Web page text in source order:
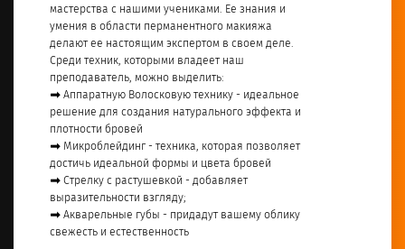
мастерства с нашими учениками. Ее знания и
умения в области перманентного макияжа
делают ее настоящим экспертом в своем деле.
Среди техник, которыми владеет наш
преподаватель, можно выделить:
➡ Аппаратную Волосковую технику - идеальное
решение для создания натурального эффекта и
плотности бровей
➡ Микроблейдинг - техника, которая позволяет
достичь идеальной формы и цвета бровей
➡ Стрелку с растушевкой - добавляет
выразительности взгляду;
➡ Акварельные губы - придадут вашему облику
свежесть и естественность